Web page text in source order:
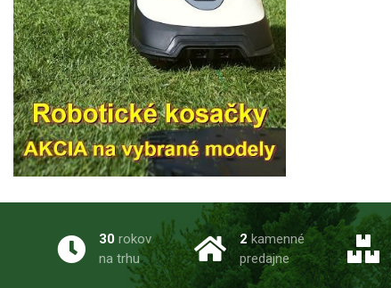
30 rokov
na trhu
2 kamenné
predajne